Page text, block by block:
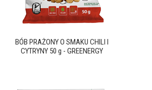
BÓB PRAŻONY O SMAKU CHILI I
CYTRYNY 50 g - GREENERGY